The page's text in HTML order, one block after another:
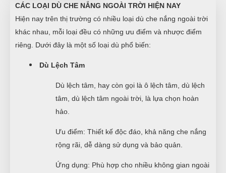
CÁC LOẠI DÙ CHE NẮNG NGOÀI TRỜI HIỆN NAY
Hiện nay trên thị trường có nhiều loại dù che nắng ngoài trời
khác nhau, mỗi loại đều có những ưu điểm và nhược điểm
riêng. Dưới đây là một số loại dù phổ biến:
Dù Lệch Tâm
Dù lệch tâm, hay còn gọi là ô lệch tâm, dù lệch
tâm, dù lệch tâm ngoài trời, là lựa chọn hoàn
hảo.
Ưu điểm: Thiết kế độc đáo, khả năng che nắng
rộng rãi, dễ dàng sử dụng và bảo quản.
Ứng dụng: Phù hợp cho nhiều không gian ngoài